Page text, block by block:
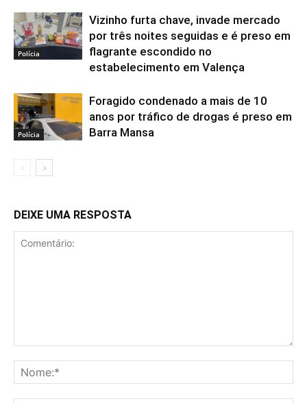
Polícia
Vizinho furta chave, invade mercado
por três noites seguidas e é preso em
flagrante escondido no
estabelecimento em Valença
Polícia
Foragido condenado a mais de 10
anos por tráfico de drogas é preso em
Barra Mansa
DEIXE UMA RESPOSTA